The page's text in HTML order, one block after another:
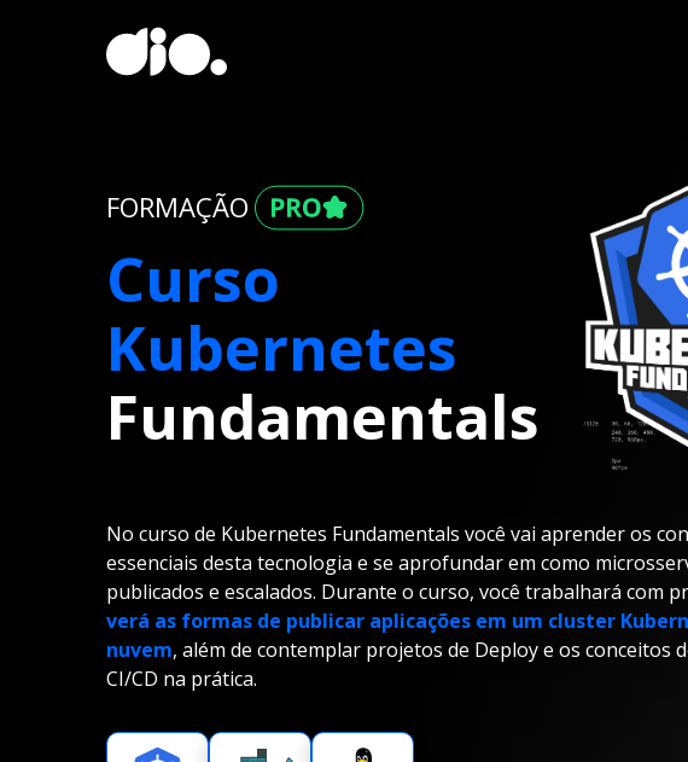
FORMAÇÃO
Curso
Kubernetes
Fundamentals
No curso de Kubernetes Fundamentals você vai aprender os
essenciais desta tecnologia e se aprofundar em como
publicados e escalados. Durante o curso, você trabalhará com
verá as formas de publicar aplicações em um cluster
nuvem, além de contemplar projetos de Deploy e os conceitos
CI/CD na prática.